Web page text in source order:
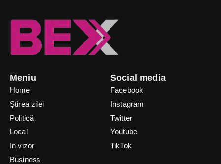
Meniu
Home
Știrea zilei
Politică
Local
In vizor
Business
Social media
Facebook
Instagram
Twitter
Youtube
TikTok